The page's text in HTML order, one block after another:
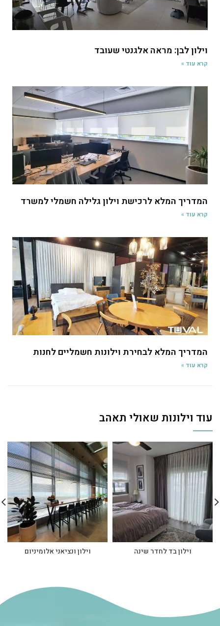
וילון לבן: מראה אלגנטי שעובד
קרא עוד »
המדריך המלא לרכישת וילון גלילה חשמלי למשרד
קרא עוד »
המדריך המלא לבחירת וילונות חשמליים לחנות
קרא עוד »
עוד וילונות שאולי תאהב
וילון בד לחדר שינה וילון ונציאני אלומיניום